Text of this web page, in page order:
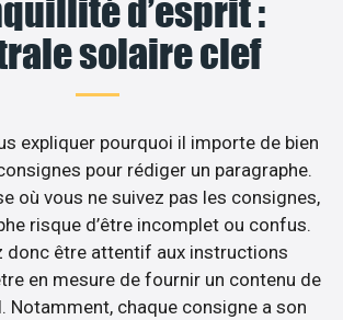
d’esprit :
solaire clef
expliquer pourquoi il importe de bien
pour rédiger un paragraphe.
où vous ne suivez pas les consignes,
risque d’être incomplet ou confus.
donc être attentif aux instructions
en mesure de fournir un contenu de
Notamment, chaque consigne a son